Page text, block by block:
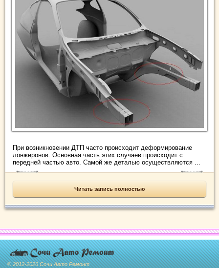
При возникновении ДТП часто происходит деформирование
лонжеронов. Основная часть этих случаев происходит с
передней частью авто. Самой же деталью осуществляются ...
Читать запись полностью
© 2012-2026 Сочи Авто Ремонт